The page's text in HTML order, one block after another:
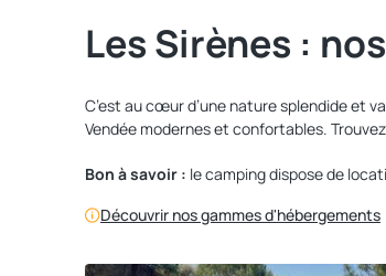
Les Sirènes :
C’est au cœur d’une nature splendide et
Vendée modernes et confortables.
Bon à savoir : le camping dispose de
Découvrir nos gammes d'hébergements